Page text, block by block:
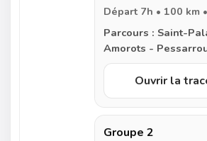
Départ 7h • 100 km
Parcours :
Amorots -
Clairence -
Urcuit - Urt - Guiche
Bois de Mixe -
Ouvrir la
Groupe 2